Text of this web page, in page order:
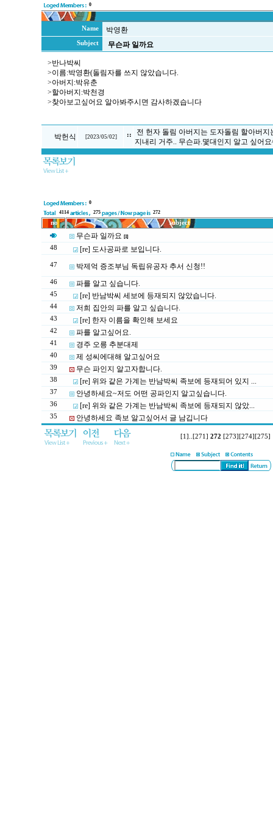
0
Name 박영환
Subject 무슨파 일까요
>반나박씨
>이름:박영환(돌림자를 쓰지 않았습니다.
>아버지:박유춘
>할아버지:박천경
>찾아보고싶어요 알아봐주시면 감사하겠습니다
박헌식 [2023/05/02] ::
전 헌자 돌림 아버지는 도자돌림 할아버
지내리 거주.. 무슨파.몇대인지 알고 싶어
0
4114
275 272
no subject
무슨파 일까요 [1]
48 [re] 도사공파로 보입니다.
47 박제억 증조부님 독립유공자 추서 신청!!
46 파를 알고 싶습니다.
45 [re] 반남박씨 세보에 등재되지 않았습니다.
44 저희 집안의 파를 알고 싶습니다.
43 [re] 한자 이름을 확인해 보세요
42 파를 알고싶어요.
41 경주 오릉 추분대제
40 제 성씨에대해 알고싶어요
39 무슨 파인지 알고자합니다.
38 [re] 위와 같은 가계는 반남박씨 족보에 등재되어 있지 ...
37 안녕하세요~저도 어떤 공파인지 알고싶습니다.
36 [re] 위와 같은 가계는 반남박씨 족보에 등재되지 않았...
35 안녕하세요 족보 알고싶어서 글 남깁니다
[1] [271] 272 [273] [274] [275]